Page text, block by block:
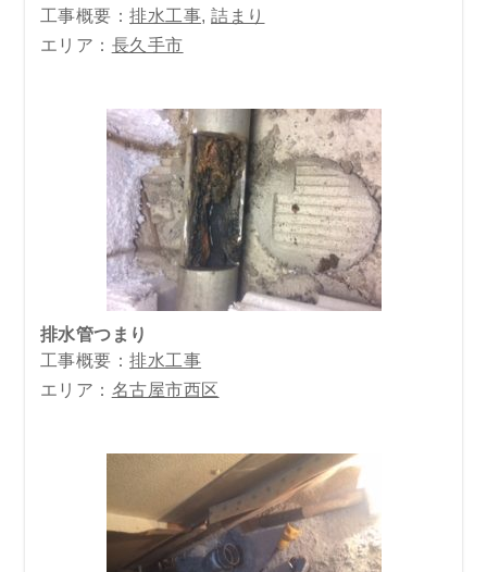
工事概要：排水工事 ,詰まり
エリア： 長久手市
排水管つまり
工事概要：排水工事
エリア： 名古屋市西区